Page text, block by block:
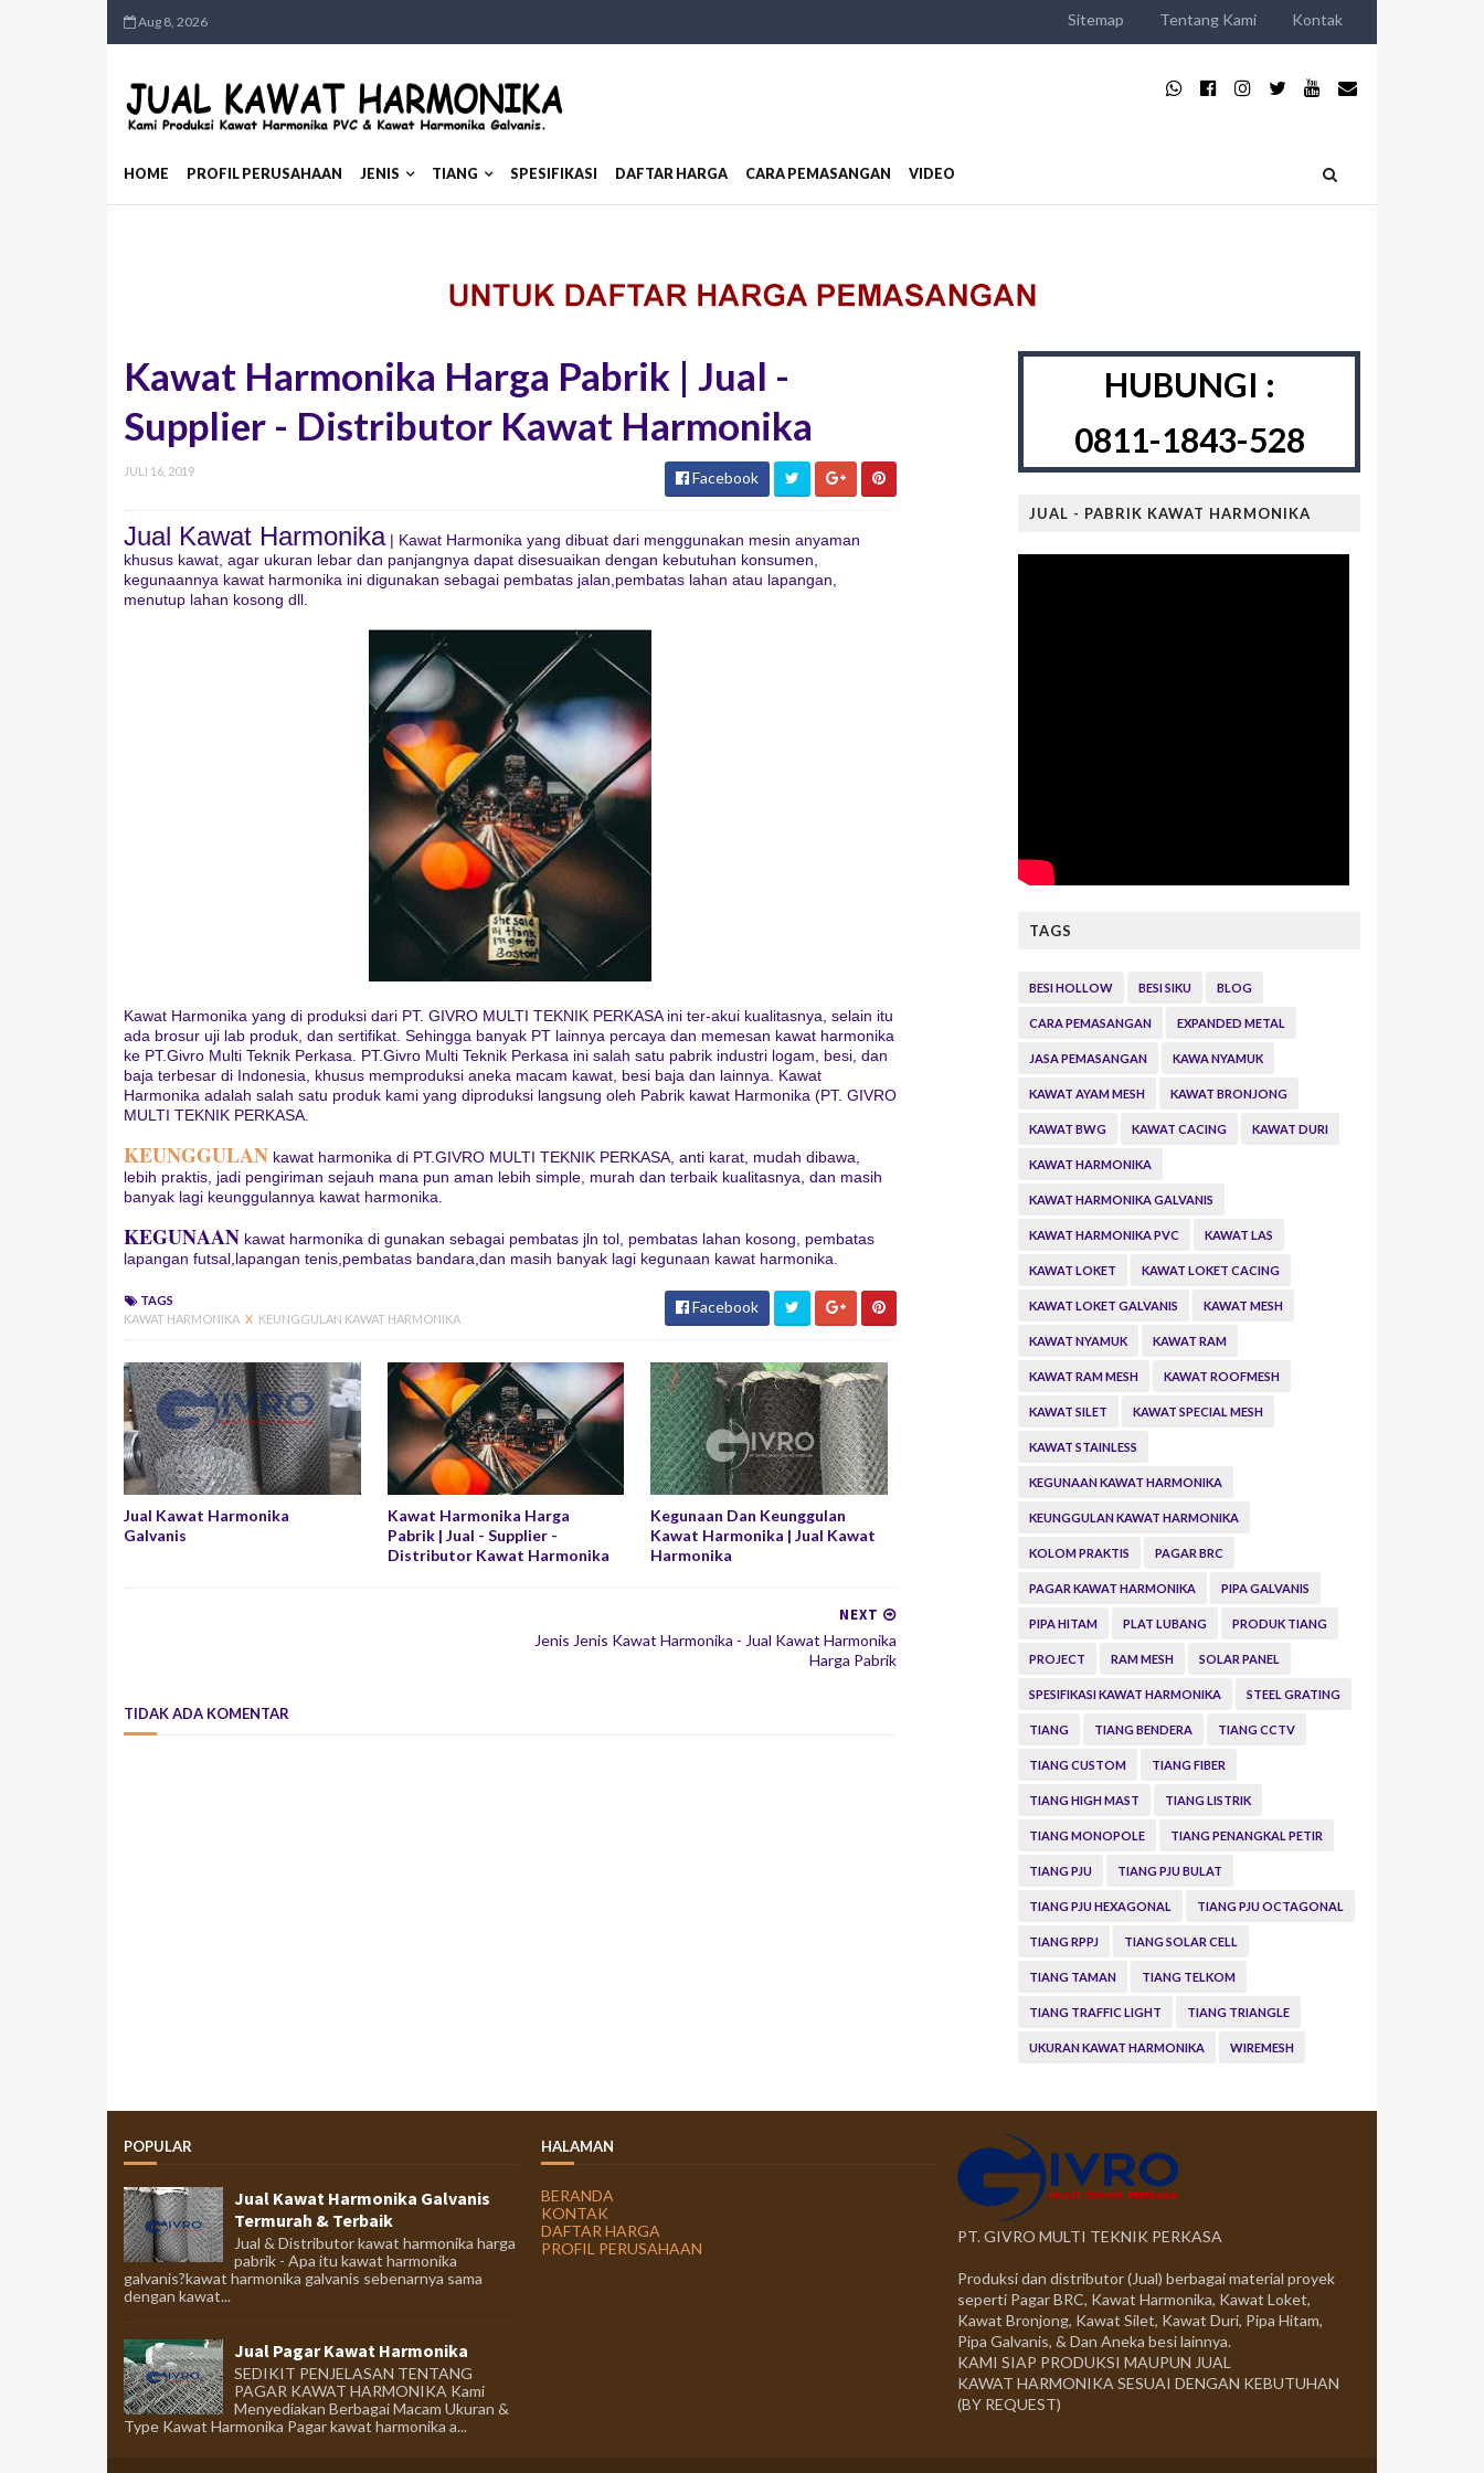
Aug 8, 2026 Sitemap Tentang Kami Kontak
HOME PROFIL PERUSAHAAN JENIS TIANG SPESIFIKASI DAFTAR HARGA CARA PEMASANGAN VIDEO
Kawat Harmonika Harga Pabrik | Jual -
Supplier - Distributor Kawat Harmonika
JULI 16, 2019 Facebook
Jual Kawat Harmonika | Kawat Harmonika yang dibuat dari menggunakan mesin anyaman
khusus kawat, agar ukuran lebar dan panjangnya dapat disesuaikan dengan kebutuhan konsumen,
kegunaannya kawat harmonika ini digunakan sebagai pembatas jalan,pembatas lahan atau lapangan,
menutup lahan kosong dll.
Kawat Harmonika yang di produksi dari PT. GIVRO MULTI TEKNIK PERKASA ini ter-akui kualitasnya, selain itu
ada brosur uji lab produk, dan sertifikat. Sehingga banyak PT lainnya percaya dan memesan kawat harmonika
ke PT.Givro Multi Teknik Perkasa. PT.Givro Multi Teknik Perkasa ini salah satu pabrik industri logam, besi, dan
baja terbesar di Indonesia, khusus memproduksi aneka macam kawat, besi baja dan lainnya. Kawat
Harmonika adalah salah satu produk kami yang diproduksi langsung oleh Pabrik kawat Harmonika (PT. GIVRO
MULTI TEKNIK PERKASA.
KEUNGGULAN kawat harmonika di PT.GIVRO MULTI TEKNIK PERKASA, anti karat, mudah dibawa,
lebih praktis, jadi pengiriman sejauh mana pun aman lebih simple, murah dan terbaik kualitasnya, dan masih
banyak lagi keunggulannya kawat harmonika.
KEGUNAAN kawat harmonika di gunakan sebagai pembatas jln tol, pembatas lahan kosong, pembatas
lapangan futsal,lapangan tenis,pembatas bandara,dan masih banyak lagi kegunaan kawat harmonika.
TAGS
KAWAT HARMONIKA X KEUNGGULAN KAWAT HARMONIKA
Facebook
Jual Kawat Harmonika
Galvanis
Kawat Harmonika Harga
Pabrik | Jual - Supplier -
Distributor Kawat Harmonika
Kegunaan Dan Keunggulan
Kawat Harmonika | Jual Kawat
Harmonika
NEXT
Jenis Jenis Kawat Harmonika - Jual Kawat Harmonika
Harga Pabrik
TIDAK ADA KOMENTAR
HUBUNGI :
0811-1843-528
JUAL - PABRIK KAWAT HARMONIKA
TAGS
BESI HOLLOW BESI SIKU BLOG
CARA PEMASANGAN EXPANDED METAL
JASA PEMASANGAN KAWA NYAMUK
KAWAT AYAM MESH KAWAT BRONJONG
KAWAT BWG KAWAT CACING KAWAT DURI
KAWAT HARMONIKA
KAWAT HARMONIKA GALVANIS
KAWAT HARMONIKA PVC KAWAT LAS
KAWAT LOKET KAWAT LOKET CACING
KAWAT LOKET GALVANIS KAWAT MESH
KAWAT NYAMUK KAWAT RAM
KAWAT RAM MESH KAWAT ROOFMESH
KAWAT SILET KAWAT SPECIAL MESH
KAWAT STAINLESS
KEGUNAAN KAWAT HARMONIKA
KEUNGGULAN KAWAT HARMONIKA
KOLOM PRAKTIS PAGAR BRC
PAGAR KAWAT HARMONIKA PIPA GALVANIS
PIPA HITAM PLAT LUBANG PRODUK TIANG
PROJECT RAM MESH SOLAR PANEL
SPESIFIKASI KAWAT HARMONIKA STEEL GRATING
TIANG TIANG BENDERA TIANG CCTV
TIANG CUSTOM TIANG FIBER
TIANG HIGH MAST TIANG LISTRIK
TIANG MONOPOLE TIANG PENANGKAL PETIR
TIANG PJU TIANG PJU BULAT
TIANG PJU HEXAGONAL TIANG PJU OCTAGONAL
TIANG RPPJ TIANG SOLAR CELL
TIANG TAMAN TIANG TELKOM
TIANG TRAFFIC LIGHT TIANG TRIANGLE
UKURAN KAWAT HARMONIKA WIREMESH
POPULAR
Jual Kawat Harmonika Galvanis
Termurah & Terbaik
Jual & Distributor kawat harmonika harga
pabrik - Apa itu kawat harmonika
galvanis?kawat harmonika galvanis sebenarnya sama
dengan kawat...
Jual Pagar Kawat Harmonika
SEDIKIT PENJELASAN TENTANG
PAGAR KAWAT HARMONIKA Kami
Menyediakan Berbagai Macam Ukuran &
Type Kawat Harmonika Pagar kawat harmonika a...
HALAMAN
BERANDA
KONTAK
DAFTAR HARGA
PROFIL PERUSAHAAN
PT. GIVRO MULTI TEKNIK PERKASA
Produksi dan distributor (Jual) berbagai material proyek
seperti Pagar BRC, Kawat Harmonika, Kawat Loket,
Kawat Bronjong, Kawat Silet, Kawat Duri, Pipa Hitam,
Pipa Galvanis, & Dan Aneka besi lainnya.
KAMI SIAP PRODUKSI MAUPUN JUAL
KAWAT HARMONIKA SESUAI DENGAN KEBUTUHAN
(BY REQUEST)